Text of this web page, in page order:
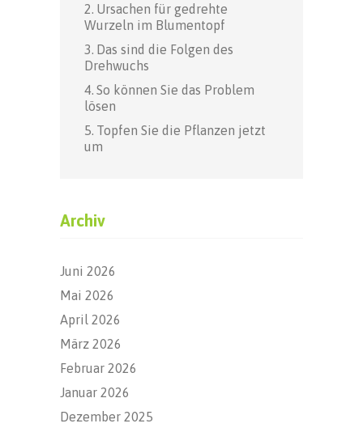
Ursachen für gedrehte
Wurzeln im Blumentopf
Das sind die Folgen des
Drehwuchs
So können Sie das Problem
lösen
Topfen Sie die Pflanzen jetzt
um
Archiv
Juni 2026
Mai 2026
April 2026
März 2026
Februar 2026
Januar 2026
Dezember 2025